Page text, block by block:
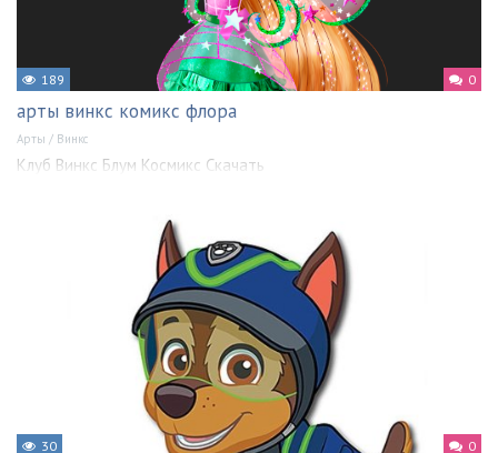
189 0
арты винкс комикс флора
Арты / Винкс
Клуб Винкс Блум Космикс Скачать
30 0